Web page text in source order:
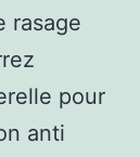
rasage
pour
anti